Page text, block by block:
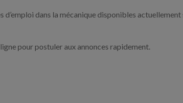
d’emploi dans la mécanique disponibles
pour postuler aux annonces rapidement.